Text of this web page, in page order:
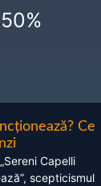
Ce
Capelli
scepticismul